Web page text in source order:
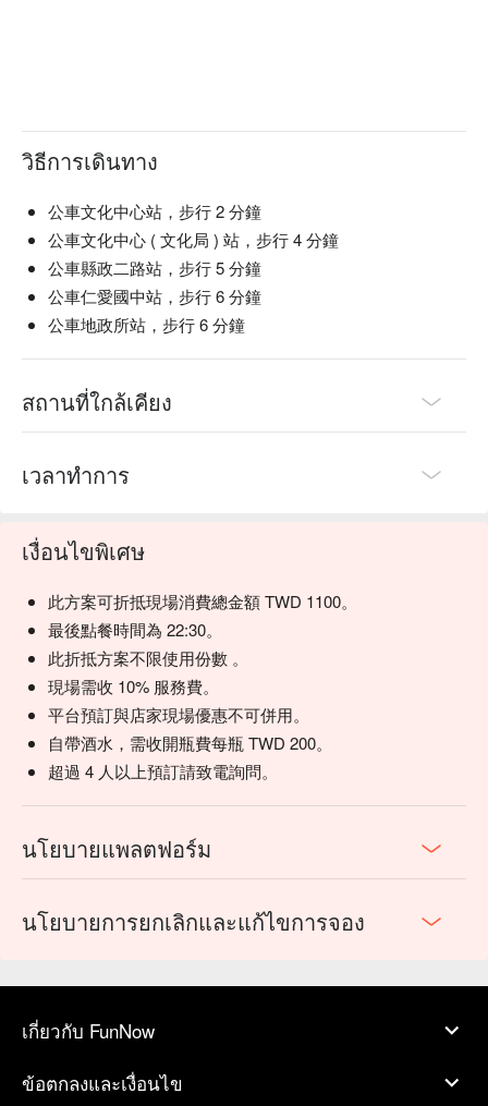
【梅酒蘇打】芳香甘甜，微酸氣泡爽口
💡 未成年請勿飲酒；禁止酒駕
วิธีการเดินทาง
公車文化中心站，步行 2 分鐘
公車文化中心 ( 文化局 ) 站，步行 4 分鐘
公車縣政二路站，步行 5 分鐘
公車仁愛國中站，步行 6 分鐘
公車地政所站，步行 6 分鐘
สถานที่ใกล้เคียง
เวลาทำการ
เงื่อนไขพิเศษ
此方案可折抵現場消費總金額 TWD 1100。
最後點餐時間為 22:30。
此折抵方案不限使用份數 。
現場需收 10% 服務費。
平台預訂與店家現場優惠不可併用。
自帶酒水，需收開瓶費每瓶 TWD 200。
超過 4 人以上預訂請致電詢問。
นโยบายแพลตฟอร์ม
นโยบายการยกเลิกและแก้ไขการจอง
เกี่ยวกับ FunNow
ข้อตกลงและเงื่อนไข